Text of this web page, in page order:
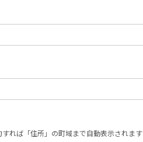
れば「住所」の町域まで自動表示されます